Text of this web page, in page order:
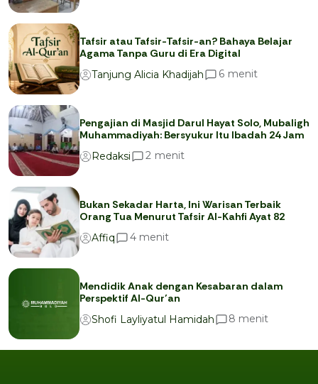
Tafsir atau Tafsir-Tafsir-an? Bahaya Belajar
Agama Tanpa Guru di Era Digital
Tanjung Alicia Khadijah
6 menit
Pengajian di Masjid Darul Hayat Solo, Mubaligh
Muhammadiyah: Bersyukur Itu Ibadah 24 Jam
Redaksi
2 menit
Bukan Sekadar Harta, Ini Warisan Terbaik
Orang Tua Menurut Tafsir Al-Kahfi Ayat 82
Affiq
4 menit
Mendidik Anak dengan Kesabaran dalam
Perspektif Al-Qur’an
Shofi Layliyatul Hamidah
8 menit